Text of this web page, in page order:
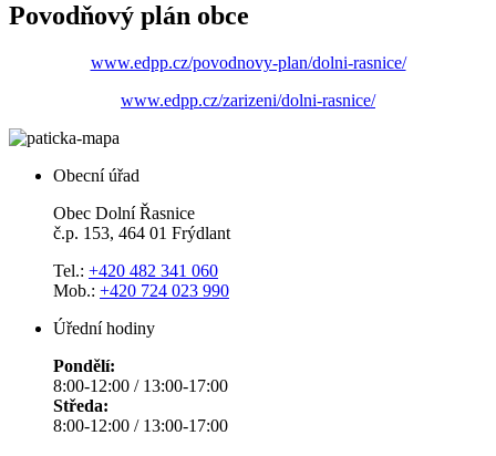
Povodňový plán obce
www.edpp.cz/povodnovy-plan/dolni-rasnice/
www.edpp.cz/zarizeni/dolni-rasnice/
Obecní úřad
Obec Dolní Řasnice
č.p. 153, 464 01 Frýdlant
Tel.: +420 482 341 060
Mob.: +420 724 023 990
Úřední hodiny
Pondělí:
8:00-12:00 / 13:00-17:00
Středa:
8:00-12:00 / 13:00-17:00